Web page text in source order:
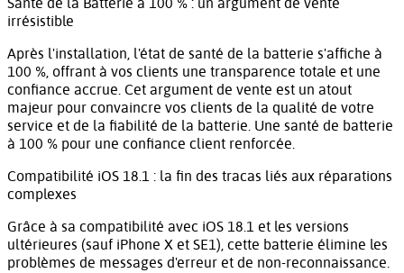
Santé de la Batterie à 100 % : un argument de vente
irrésistible
Après l'installation, l'état de santé de la batterie s'affiche à
100 %, offrant à vos clients une transparence totale et une
confiance accrue. Cet argument de vente est un atout
majeur pour convaincre vos clients de la qualité de votre
service et de la fiabilité de la batterie. Une santé de batterie
à 100 % pour une confiance client renforcée.
Compatibilité iOS 18.1 : la fin des tracas liés aux réparations
complexes
Grâce à sa compatibilité avec iOS 18.1 et les versions
ultérieures (sauf iPhone X et SE1), cette batterie élimine les
problèmes de messages d'erreur et de non-reconnaissance.